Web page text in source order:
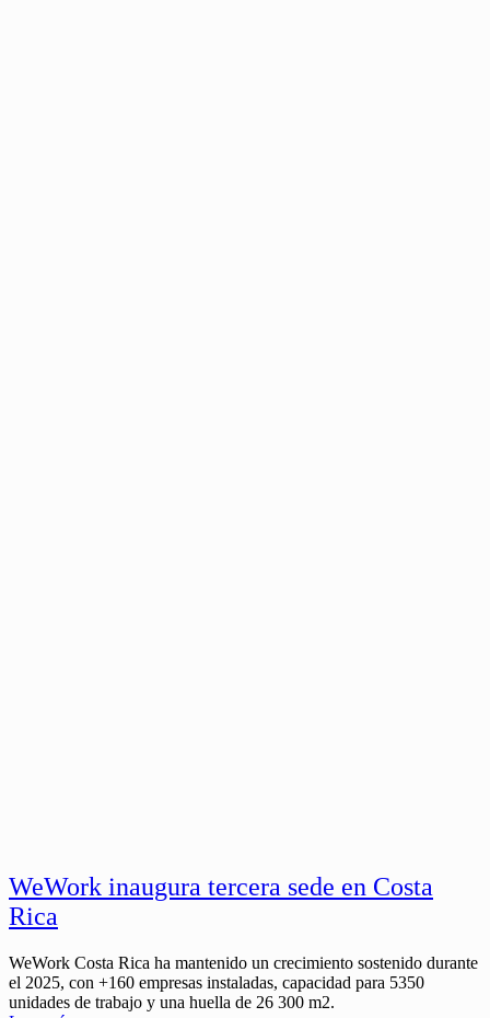
WeWork inaugura tercera sede en Costa
Rica
WeWork Costa Rica ha mantenido un crecimiento sostenido durante
el 2025, con +160 empresas instaladas, capacidad para 5350
unidades de trabajo y una huella de 26 300 m2.